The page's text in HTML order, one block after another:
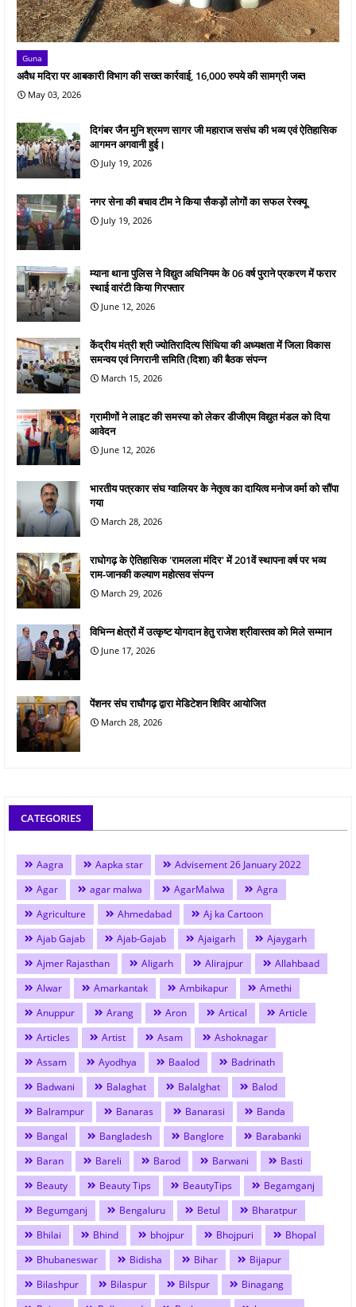
Guna
अवैध मदिरा पर आबकारी विभाग की सख्त कार्रवाई, 16,000 रुपये की सामग्री जब्त
May 03, 2026
दिगंबर जैन मुनि श्रमण सागर जी महाराज ससंघ की भव्य एवं ऐतिहासिक
आगमन अगवानी हुई।
July 19, 2026
नगर सेना की बचाव टीम ने किया सैकड़ों लोगों का सफल रेस्क्यू
July 19, 2026
म्याना थाना पुलिस ने विद्युत अधिनियम के 06 वर्ष पुराने प्रकरण में फरार
स्थाई वारंटी किया गिरफ्तार
June 12, 2026
केंद्रीय मंत्री श्री ज्योतिरादित्य सिंधिया की अध्यक्षता में जिला विकास
समन्वय एवं निगरानी समिति (दिशा) की बैठक संपन्न
March 15, 2026
ग्रामीणों ने लाइट की समस्या को लेकर डीजीएम विद्युत मंडल को दिया
आवेदन
June 12, 2026
भारतीय पत्रकार संघ ग्वालियर के नेतृत्व का दायित्व मनोज वर्मा को सौंपा
गया
March 28, 2026
राघोगढ़ के ऐतिहासिक 'रामलला मंदिर' में 201वें स्थापना वर्ष पर भव्य
राम-जानकी कल्याण महोत्सव संपन्न
March 29, 2026
विभिन्न क्षेत्रों में उत्कृष्ट योगदान हेतु राजेश श्रीवास्तव को मिले सम्मान
June 17, 2026
पेंशनर संघ राघौगढ़ द्वारा मेडिटेशन शिविर आयोजित
March 28, 2026
CATEGORIES
Aagra Aapka star
Advisement 26 January 2022
Agar
agar malwa AgarMalwa
Agra
Agriculture
Ahmedabad
Aj ka Cartoon
Ajab Gajab
Ajab-Gajab Ajaigarh
Ajaygarh
Ajmer Rajasthan
Aligarh Alirajpur
Allahbaad
Alwar
Amarkantak Ambikapur
Amethi
Anuppur
Arang Aron Artical
Article
Articles
Artist Asam
Ashoknagar
Assam
Ayodhya Baalod
Badrinath
Badwani
Balaghat Balalghat
Balod
Balrampur
Banaras Banarasi
Banda
Bangal
Bangladesh Banglore
Barabanki
Baran
Bareli Barod Barwani
Basti
Beauty
Beauty Tips BeautyTips
Begamganj
Begumganj
Bengaluru Betul
Bharatpur
Bhilai
Bhind bhojpur Bhojpuri
Bhopal
Bhubaneswar
Bidisha Bihar
Bijapur
Bilashpur
Bilaspur Bilspur
Binagang